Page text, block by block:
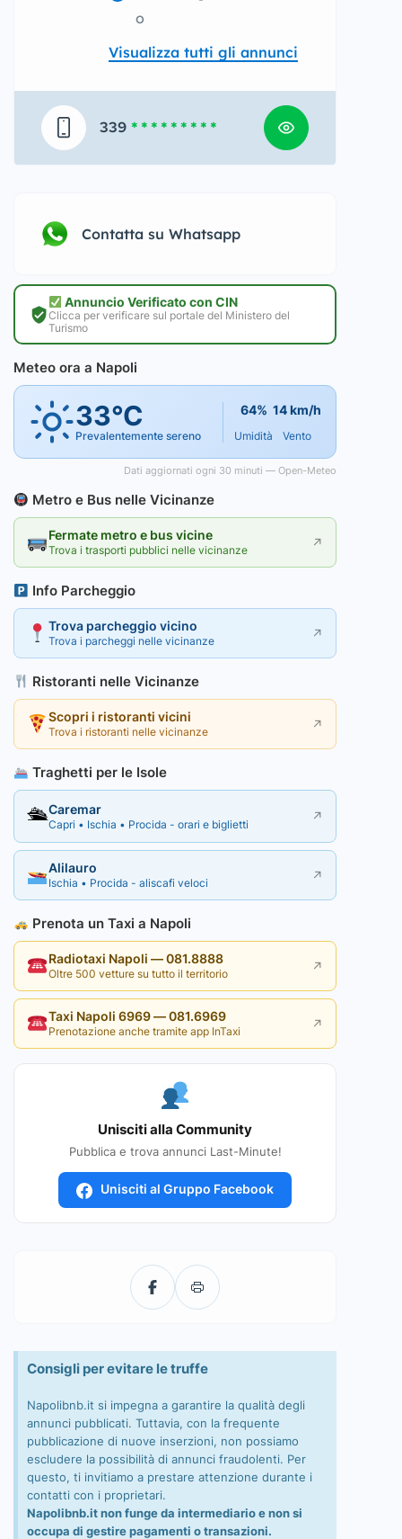
o
Visualizza tutti gli annunci
339 * * * * * * * * *
Contatta su Whatsapp
Annuncio Verificato con CIN
Clicca per verificare sul portale del Ministero del
Turismo
Meteo ora a Napoli
33°C
Prevalentemente sereno
64%
Umidità
14 km/h
Vento
Dati aggiornati ogni 30 minuti — Open-Meteo
Metro e Bus nelle Vicinanze
Fermate metro e bus vicine
Trova i trasporti pubblici nelle vicinanze ↗
Info Parcheggio
Trova parcheggio vicino
Trova i parcheggi nelle vicinanze ↗
Ristoranti nelle Vicinanze
Scopri i ristoranti vicini
Trova i ristoranti nelle vicinanze ↗
Traghetti per le Isole
🛳Caremar
Capri • Ischia • Procida - orari e biglietti ↗
Alilauro
Ischia • Procida - aliscafi veloci ↗
Prenota un Taxi a Napoli
Radiotaxi Napoli — 081.8888
Oltre 500 vetture su tutto il territorio ↗
Taxi Napoli 6969 — 081.6969
Prenotazione anche tramite app InTaxi ↗
Unisciti alla Community
Pubblica e trova annunci Last-Minute!
Unisciti al Gruppo Facebook
Consigli per evitare le truffe
Napolibnb.it si impegna a garantire la qualità degli
annunci pubblicati. Tuttavia, con la frequente
pubblicazione di nuove inserzioni, non possiamo
escludere la possibilità di annunci fraudolenti. Per
questo, ti invitiamo a prestare attenzione durante i
contatti con i proprietari.
Napolibnb.it non funge da intermediario e non si
occupa di gestire pagamenti o transazioni.